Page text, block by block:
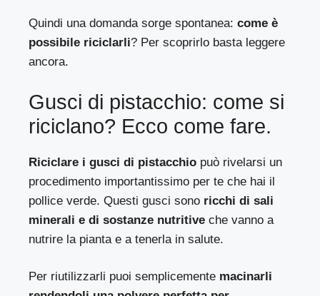
Quindi una domanda sorge spontanea: come è
possibile riciclarli? Per scoprirlo basta leggere
ancora.
Gusci di pistacchio: come si
riciclano? Ecco come fare.
Riciclare i gusci di pistacchio può rivelarsi un
procedimento importantissimo per te che hai il
pollice verde. Questi gusci sono ricchi di sali
minerali e di sostanze nutritive che vanno a
nutrire la pianta e a tenerla in salute.
Per riutilizzarli puoi semplicemente macinarli